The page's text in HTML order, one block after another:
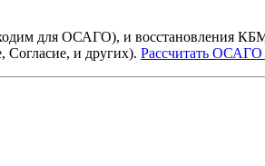
для ОСАГО), и восстановления
Согласие, и других). Рассчитать ОСАГО